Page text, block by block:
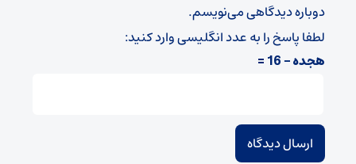
دوباره دیدگاهی می‌نویسم.
لطفا پاسخ را به عدد انگلیسی وارد کنید:
هجده − 16 =